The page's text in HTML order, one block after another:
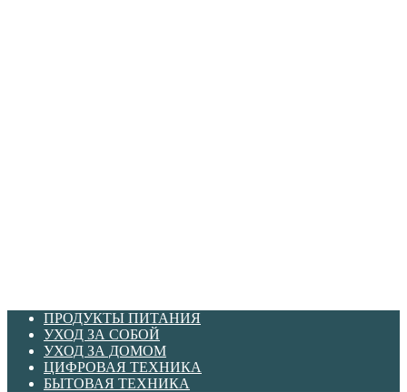
ПРОДУКТЫ ПИТАНИЯ
УХОД ЗА СОБОЙ
УХОД ЗА ДОМОМ
ЦИФРОВАЯ ТЕХНИКА
БЫТОВАЯ ТЕХНИКА